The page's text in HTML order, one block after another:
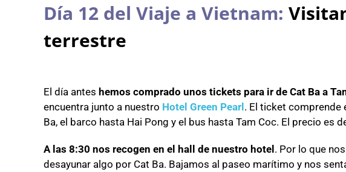
Día 12 del Viaje a Vietnam:
terrestre
El día antes hemos comprado unos tickets para ir de Cat Ba a
encuentra junto a nuestro Hotel Green Pearl . El ticket comprende
Ba, el barco hasta Hai Pong y el bus hasta Tam Coc. El precio es
A las 8:30 nos recogen en el hall de nuestro hotel . Por lo que
desayunar algo por Cat Ba. Bajamos al paseo marítimo y nos